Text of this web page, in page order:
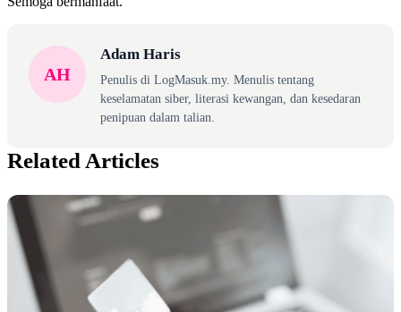
AH
Adam Haris
Penulis di LogMasuk.my. Menulis tentang
keselamatan siber, literasi kewangan, dan kesedaran
penipuan dalam talian.
Related Articles